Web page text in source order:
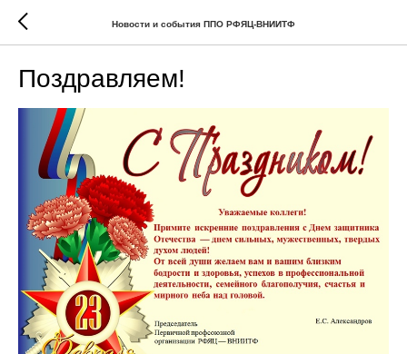
Новости и события ППО РФЯЦ-ВНИИТФ
Поздравляем!